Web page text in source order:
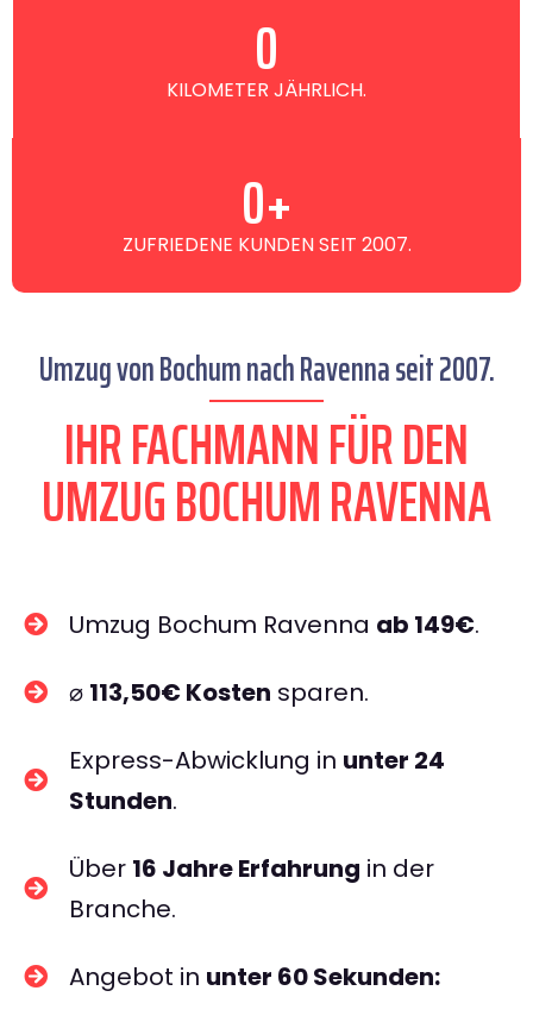
KILOMETER JÄHRLICH.
0
ZUFRIEDENE KUNDEN SEIT 2007.
0+
Umzug von Bochum nach Ravenna seit 2007.
IHR FACHMANN FÜR DEN
UMZUG BOCHUM RAVENNA
Umzug Bochum Ravenna ab 149€.
⌀ 113,50€ Kosten sparen.
Express-Abwicklung in unter 24
Stunden.
Über 16 Jahre Erfahrung in der
Branche.
Angebot in unter 60 Sekunden: